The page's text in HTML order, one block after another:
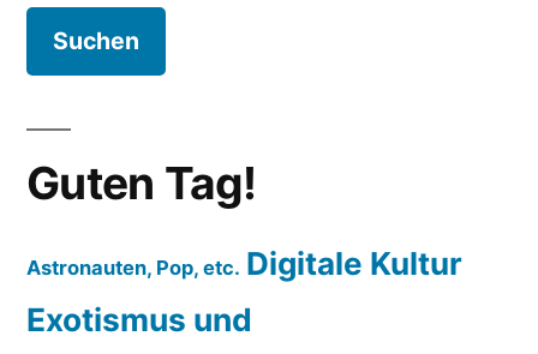
Guten Tag!
Astronauten, Pop, etc. Digitale Kultur
Exotismus und